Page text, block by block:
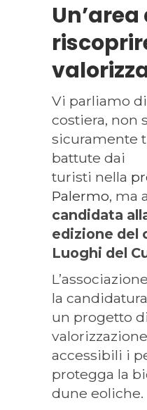
Un’area
Vi parliamo di
costiera, non
sicuramente
battute dai
turisti nella
Palermo, ma
candidata
edizione del
Luoghi del
la
un progetto
accessibili i
protegga la
dune eoliche.